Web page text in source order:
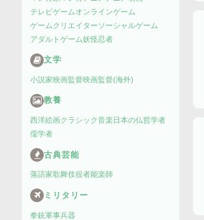
テレビゲームオンラインゲーム
ゲームクリエイターソーシャルゲーム
アダルトゲーム妖怪忍者
文学
小説家映画監督映画監督(海外)
教養
西洋絵画クラシック音楽 日本の仏哲学者
儒学者
古典芸能
落語家歌舞伎役者能楽師
ミリタリー
拳銃軍事兵器